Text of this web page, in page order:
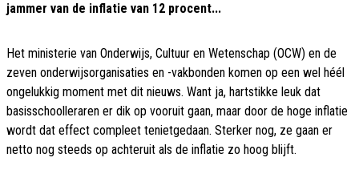
jammer van de inflatie van 12 procent...
Het ministerie van Onderwijs, Cultuur en Wetenschap (OCW) en de
zeven onderwijsorganisaties en -vakbonden komen op een wel héél
ongelukkig moment met dit nieuws. Want ja, hartstikke leuk dat
basisschoolleraren er dik op vooruit gaan, maar door de hoge inflatie
wordt dat effect compleet tenietgedaan. Sterker nog, ze gaan er
netto nog steeds op achteruit als de inflatie zo hoog blijft.